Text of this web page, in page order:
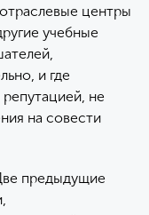
центры
учебные
и где
не
на совести
предыдущие